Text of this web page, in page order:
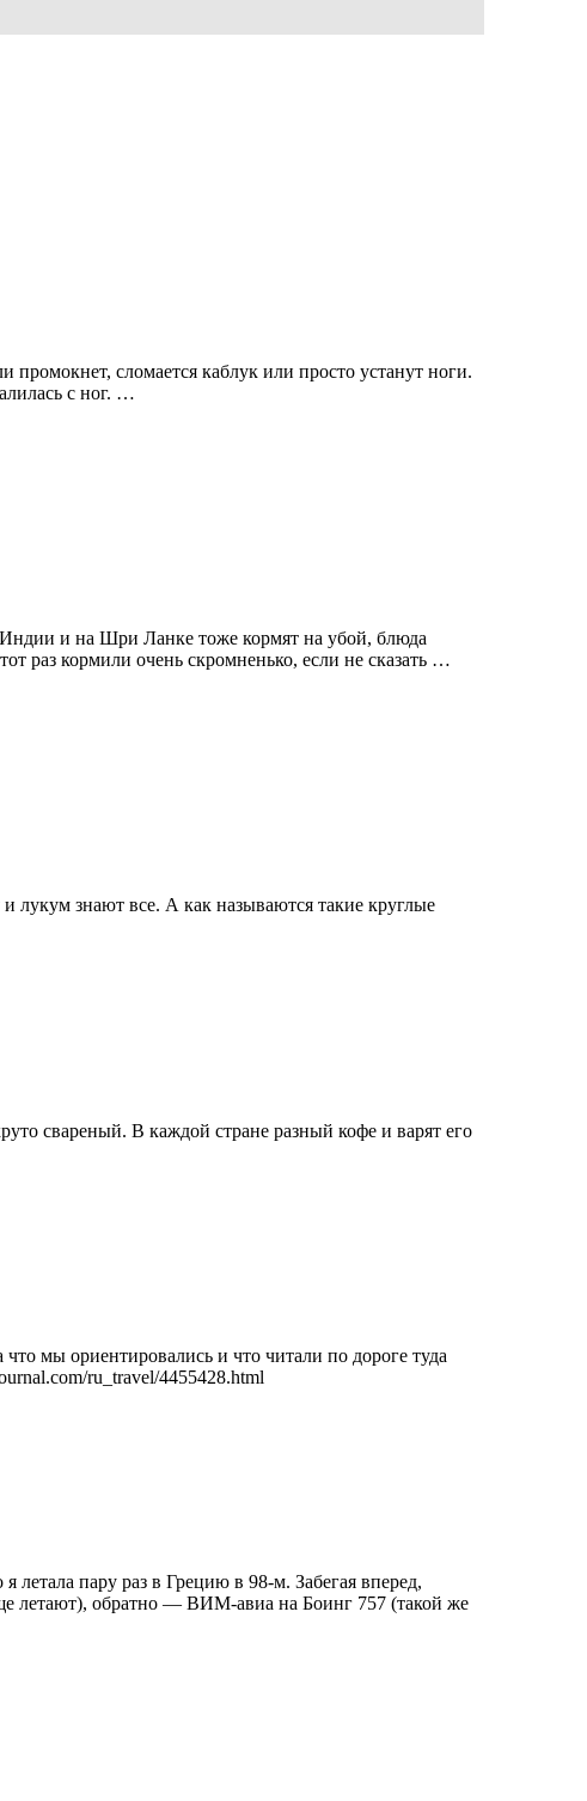
промокнет, сломается каблук или просто устанут ноги.
с ног. …
и на Шри Ланке тоже кормят на убой, блюда
раз кормили очень скромненько, если не сказать …
лукум знают все. А как называются такие круглые
свареный. В каждой стране разный кофе и варят его
мы ориентировались и что читали по дороге туда
ru_travel/4455428.html
летала пару раз в Грецию в 98-м. Забегая вперед,
летают), обратно — ВИМ-авиа на Боинг 757 (такой же